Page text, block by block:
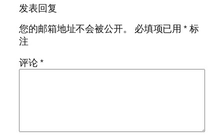
发表回复
您的邮箱地址不会被公开。
必填项已用*标
注
评论*